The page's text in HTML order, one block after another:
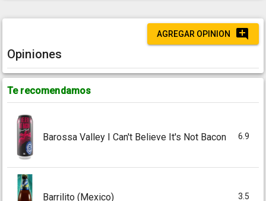
AGREGAR OPINION
Opiniones
Te recomendamos
Barossa Valley I Can't Believe It's Not Bacon 6.9
Barrilito (Mexico) 3.5